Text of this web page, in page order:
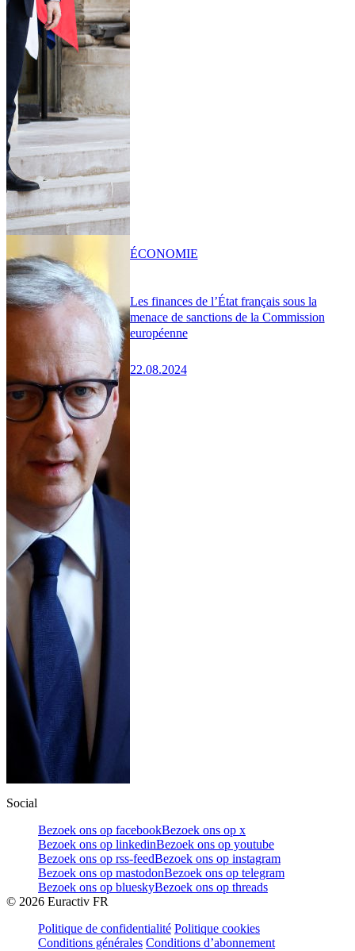
Les finances de l’État français sous la
menace de sanctions de la Commission
européenne
22.08.2024
ÉCONOMIE
Social
Bezoek ons op facebookBezoek ons op x
Bezoek ons op linkedinBezoek ons op youtube
Bezoek ons op rss-feedBezoek ons op instagram
Bezoek ons op mastodonBezoek ons op telegram
Bezoek ons op blueskyBezoek ons op threads
© 2026 Euractiv FR
Politique de confidentialité Politique cookies
Conditions générales Conditions d’abonnement